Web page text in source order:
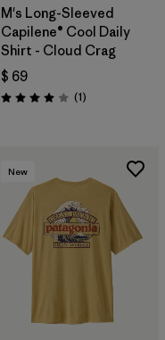
M's Long-Sleeved
Capilene® Cool Daily
Shirt - Cloud Crag
$ 69
Valoración: 4.0 / 5
(1Comentarios
)
New